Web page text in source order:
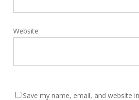
Website
Save my name, email, and website